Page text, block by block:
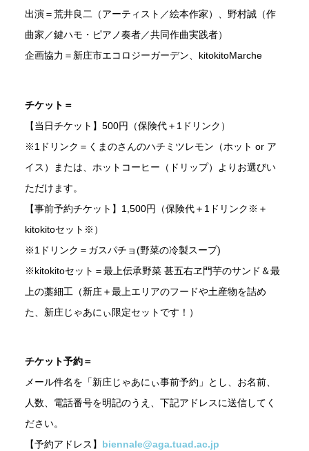
出演＝荒井良二（アーティスト／絵本作家）、野村誠（作
曲家／鍵ハモ・ピアノ奏者／共同作曲実践者）
企画協力＝新庄市エコロジーガーデン、kitokitoMarche
チケット＝
【当日チケット】500円（保険代＋1ドリンク）
※1ドリンク＝くまのさんのハチミツレモン（ホット or ア
イス）または、ホットコーヒー（ドリップ）よりお選びい
ただけます。
【事前予約チケット】1,500円（保険代＋1ドリンク※＋
kitokitoセット※）
※1ドリンク＝ガスパチョ(野菜の冷製スープ)
※kitokitoセット＝最上伝承野菜 甚五右ヱ門芋のサンド＆最
上の藁細工（新庄＋最上エリアのフードや土産物を詰め
た、新庄じゃあにぃ限定セットです！）
チケット予約＝
メール件名を「新庄じゃあにぃ事前予約」とし、お名前、
人数、電話番号を明記のうえ、下記アドレスに送信してく
ださい。
【予約アドレス】 biennale@aga.tuad.ac.jp